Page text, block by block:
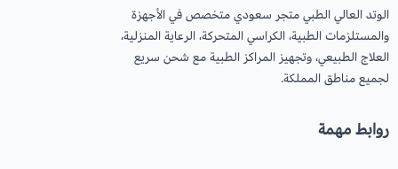
الوتد العالي الطبي متجر سعودي متخصص في الأجهزة
والمستلزمات الطبية، الكراسي المتحركة، الرعاية المنزلية،
العلاج الطبيعي، وتجهيز المراكز الطبية مع شحن سريع
لجميع مناطق المملكة.
روابط مهمة